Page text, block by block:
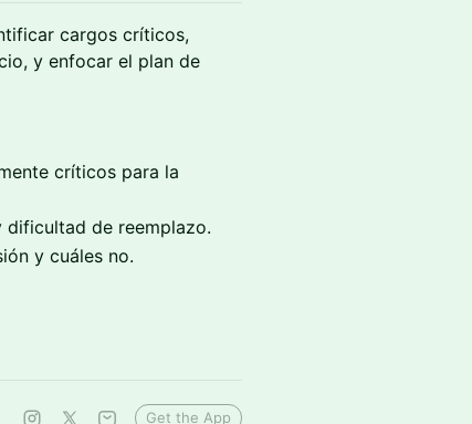
cargos críticos,
y enfocar el plan de
críticos para la
de reemplazo.
y cuáles no.
Get the App